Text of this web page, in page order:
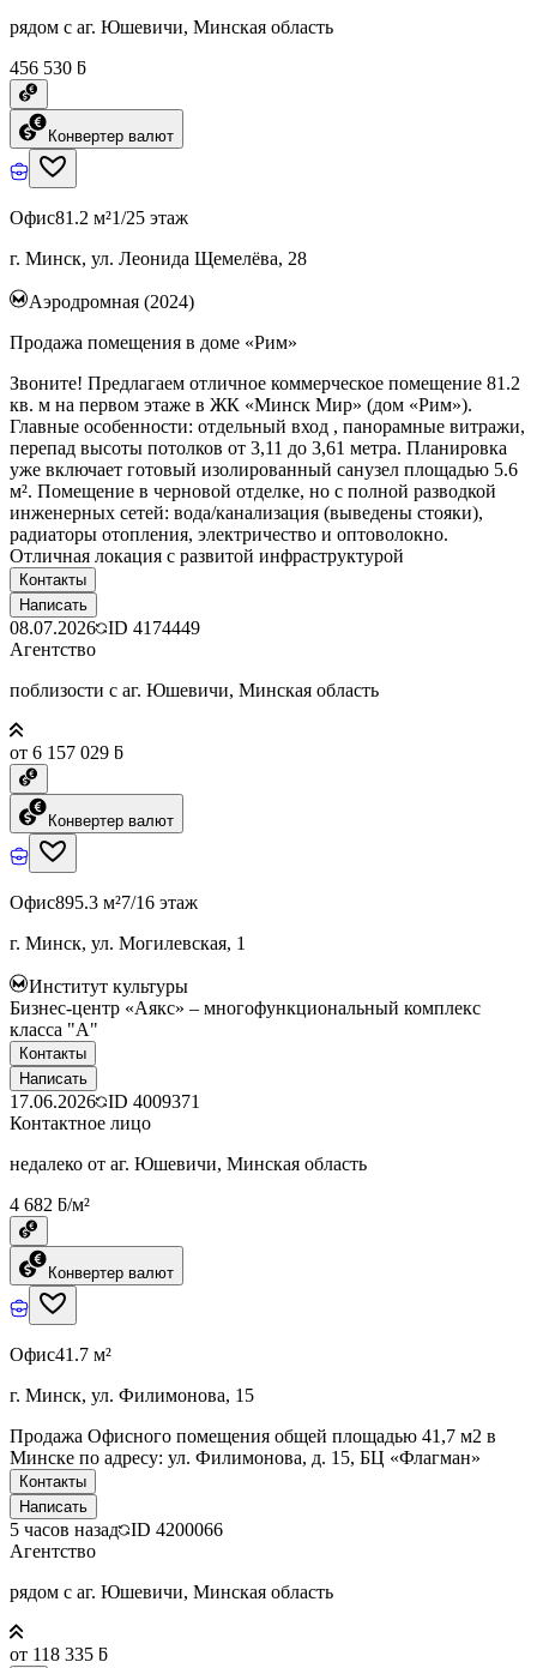
рядом с аг. Юшевичи, Минская область
456 530 ƃ
Конвертер валют
Офис81.2 м²1/25 этаж
г. Минск, ул. Леонида Щемелёва, 28
Аэродромная (2024)
Продажа помещения в доме «Рим»
Звоните! Предлагаем отличное коммерческое помещение 81.2
кв. м на первом этаже в ЖК «Минск Мир» (дом «Рим»).
Главные особенности: отдельный вход , панорамные витражи,
перепад высоты потолков от 3,11 до 3,61 метра. Планировка
уже включает готовый изолированный санузел площадью 5.6
м². Помещение в черновой отделке, но с полной разводкой
инженерных сетей: вода/канализация (выведены стояки),
радиаторы отопления, электричество и оптоволокно.
Отличная локация с развитой инфраструктурой
Контакты
Написать
08.07.2026 ID 4174449
Агентство
поблизости с аг. Юшевичи, Минская область
от 6 157 029 ƃ
Конвертер валют
Офис895.3 м²7/16 этаж
г. Минск, ул. Могилевская, 1
Институт культуры
Бизнес-центр «Аякс» – многофункциональный комплекс
класса "А"
Контакты
Написать
17.06.2026 ID 4009371
Контактное лицо
недалеко от аг. Юшевичи, Минская область
4 682 ƃ/м²
Конвертер валют
Офис41.7 м²
г. Минск, ул. Филимонова, 15
Продажа Офисного помещения общей площадью 41,7 м2 в
Минске по адресу: ул. Филимонова, д. 15, БЦ «Флагман»
Контакты
Написать
5 часов назад ID 4200066
Агентство
рядом с аг. Юшевичи, Минская область
от 118 335 ƃ